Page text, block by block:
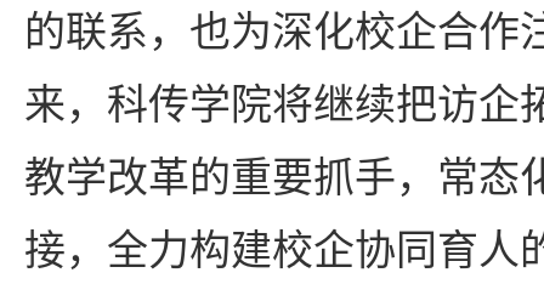
的联系，也为深化校企合作
来，科传学院将继续把访企
教学改革的重要抓手，常态
接，全力构建校企协同育人